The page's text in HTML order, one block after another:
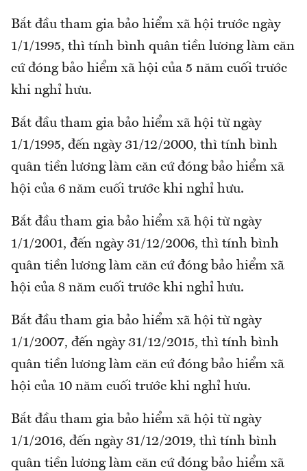
Bắt đầu tham gia bảo hiểm xã hội trước ngày
1/1/1995, thì tính bình quân tiền lương làm căn
cứ đóng bảo hiểm xã hội của 5 năm cuối trước
khi nghỉ hưu.
Bắt đầu tham gia bảo hiểm xã hội từ ngày
1/1/1995, đến ngày 31/12/2000, thì tính bình
quân tiền lương làm căn cứ đóng bảo hiểm xã
hội của 6 năm cuối trước khi nghỉ hưu.
Bắt đầu tham gia bảo hiểm xã hội từ ngày
1/1/2001, đến ngày 31/12/2006, thì tính bình
quân tiền lương làm căn cứ đóng bảo hiểm xã
hội của 8 năm cuối trước khi nghỉ hưu.
Bắt đầu tham gia bảo hiểm xã hội từ ngày
1/1/2007, đến ngày 31/12/2015, thì tính bình
quân tiền lương làm căn cứ đóng bảo hiểm xã
hội của 10 năm cuối trước khi nghỉ hưu.
Bắt đầu tham gia bảo hiểm xã hội từ ngày
1/1/2016, đến ngày 31/12/2019, thì tính bình
quân tiền lương làm căn cứ đóng bảo hiểm xã